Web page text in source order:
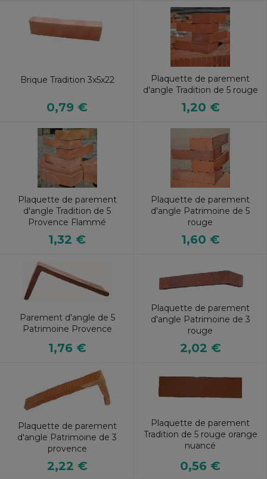
Brique Tradition 3x5x22
0,79 €
Plaquette de parement
d'angle Tradition de 5 rouge
1,20 €
Plaquette de parement
d'angle Tradition de 5
Provence Flammé
1,32 €
Plaquette de parement
d'angle Patrimoine de 5
rouge
1,60 €
Parement d'angle de 5
Patrimoine Provence
1,76 €
Plaquette de parement
d'angle Patrimoine de 3
rouge
2,02 €
Plaquette de parement
d'angle Patrimoine de 3
provence
2,22 €
Plaquette de parement
Tradition de 5 rouge orange
nuancé
0,56 €